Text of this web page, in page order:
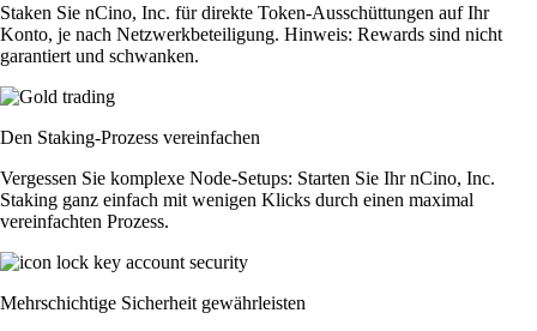
Staken Sie nCino, Inc. für direkte Token-Ausschüttungen auf Ihr
Konto, je nach Netzwerkbeteiligung. Hinweis: Rewards sind nicht
garantiert und schwanken.
Den Staking-Prozess vereinfachen
Vergessen Sie komplexe Node-Setups: Starten Sie Ihr nCino, Inc.
Staking ganz einfach mit wenigen Klicks durch einen maximal
vereinfachten Prozess.
Mehrschichtige Sicherheit gewährleisten